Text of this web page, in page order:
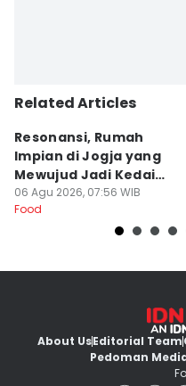
Related Articles
Resonansi, Rumah
Impian di Jogja yang
Mewujud Jadi Kedai
Ramen dan Burger
06 Agu 2026, 07:56 WIB
Food
About UsEditorial Team
Pedoman